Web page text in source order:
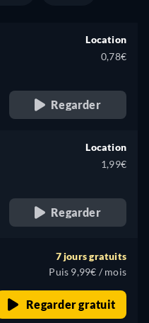
Location
0,78€
Regarder
Location
1,99€
Regarder
7 jours gratuits
Puis 9,99€ / mois
Regarder gratuit